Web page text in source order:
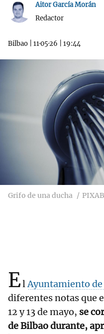
Aitor García Morán
Redactor
Bilbao 11·05·26 19:44
Grifo de una ducha
ElAyuntamiento
diferentes notas que
12 y 13 de mayo, se
de Bilbao durante,